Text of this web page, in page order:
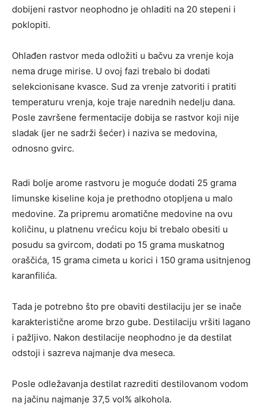
dobijeni rastvor neophodno je ohladiti na 20 stepeni i
poklopiti.
Ohlađen rastvor meda odložiti u bačvu za vrenje koja
nema druge mirise. U ovoj fazi trebalo bi dodati
selekcionisane kvasce. Sud za vrenje zatvoriti i pratiti
temperaturu vrenja, koje traje narednih nedelju dana.
Posle završene fermentacije dobija se rastvor koji nije
sladak (jer ne sadrži šećer) i naziva se medovina,
odnosno gvirc.
Radi bolje arome rastvoru je moguće dodati 25 grama
limunske kiseline koja je prethodno otopljena u malo
medovine. Za pripremu aromatične medovine na ovu
količinu, u platnenu vrećicu koju bi trebalo obesiti u
posudu sa gvircom, dodati po 15 grama muskatnog
oraščića, 15 grama cimeta u korici i 150 grama usitnjenog
karanfilića.
Tada je potrebno što pre obaviti destilaciju jer se inače
karakteristične arome brzo gube. Destilaciju vršiti lagano
i pažljivo. Nakon destilacije neophodno je da destilat
odstoji i sazreva najmanje dva meseca.
Posle odležavanja destilat razrediti destilovanom vodom
na jačinu najmanje 37,5 vol% alkohola.